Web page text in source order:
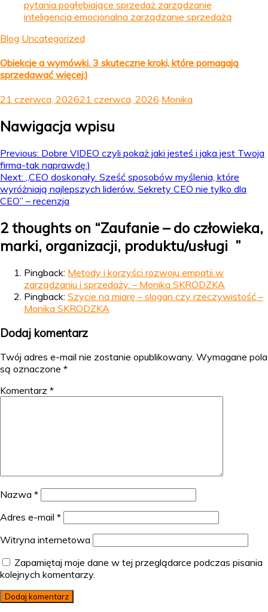
Blog Uncategorized
Obiekcje a wymówki. 3 skuteczne kroki, które pomagają
sprzedawać więcej:)
21 czerwca, 202621 czerwca, 2026 Monika
Nawigacja wpisu
Previous: Dobre VIDEO czyli pokaż jaki jesteś i jaka jest Twoja
firma-tak naprawdę:)
Next: „CEO doskonały. Sześć sposobów myślenia, które
wyróżniają najlepszych liderów. Sekrety CEO nie tylko dla
CEO” – recenzja
2 thoughts on “Zaufanie – do człowieka,
marki, organizacji, produktu/usługi ”
Pingback: Metody i korzyści rozwoju empatii w
zarządzaniu i sprzedaży. – Monika SKRODZKA
Pingback: Szycie na miarę – slogan czy rzeczywistość –
Monika SKRODZKA
Dodaj komentarz
Twój adres e-mail nie zostanie opublikowany. Wymagane pola
są oznaczone *
Komentarz *
Nazwa *
Adres e-mail *
Witryna internetowa
Zapamiętaj moje dane w tej przeglądarce podczas pisania
kolejnych komentarzy.